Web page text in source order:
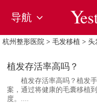
导航
杭州整形医院 > 毛发移植 > 头
植发存活率高吗？
植发存活率高吗？植发手
案，通过将健康的毛囊移植
度。....